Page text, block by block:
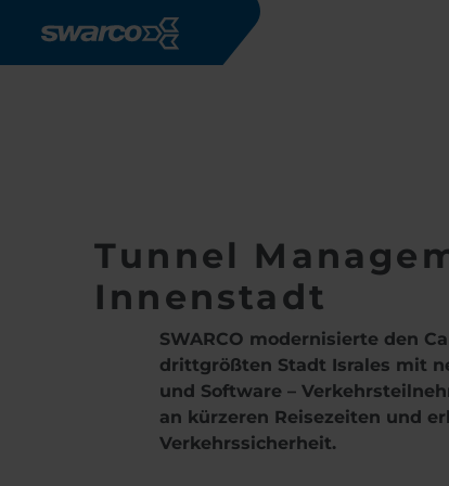
Tunnel
Innenstadt
SWARCO modernisierte den
drittgrößten Stadt Israles mit
und Software –
an kürzeren Reisezeiten und
Verkehrssicherheit.